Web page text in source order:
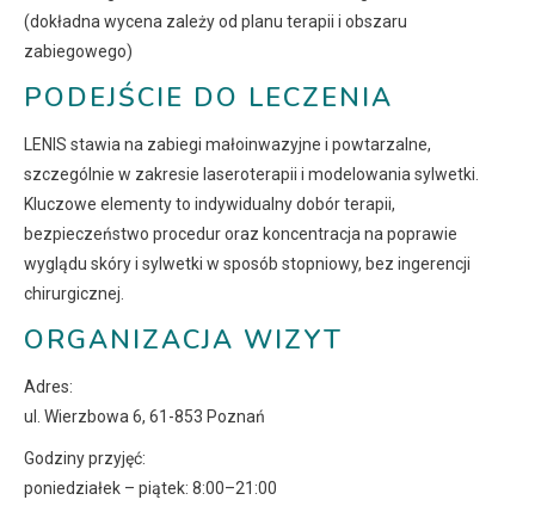
(dokładna wycena zależy od planu terapii i obszaru
zabiegowego)
PODEJŚCIE DO LECZENIA
LENIS stawia na zabiegi małoinwazyjne i powtarzalne,
szczególnie w zakresie laseroterapii i modelowania sylwetki.
Kluczowe elementy to indywidualny dobór terapii,
bezpieczeństwo procedur oraz koncentracja na poprawie
wyglądu skóry i sylwetki w sposób stopniowy, bez ingerencji
chirurgicznej.
ORGANIZACJA WIZYT
Adres:
ul. Wierzbowa 6, 61-853 Poznań
Godziny przyjęć:
poniedziałek – piątek: 8:00–21:00